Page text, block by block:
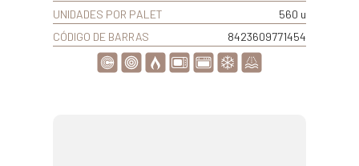
UNIDADES POR PALET
560 u
CÓDIGO DE BARRAS
8423609771454